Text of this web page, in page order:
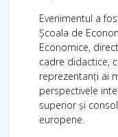
Evenimentul a
Școala de
Economice,
cadre didactice,
reprezentanți ai
perspectivele
superior și
europene.